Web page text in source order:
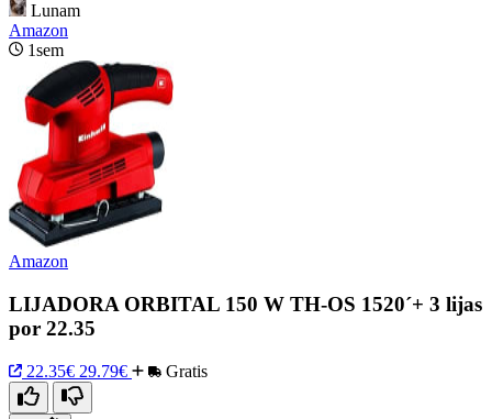
Lunam
Amazon
1sem
Amazon
LIJADORA ORBITAL 150 W TH-OS 1520´+ 3 lijas
por 22.35
22.35€ 29.79€ Gratis